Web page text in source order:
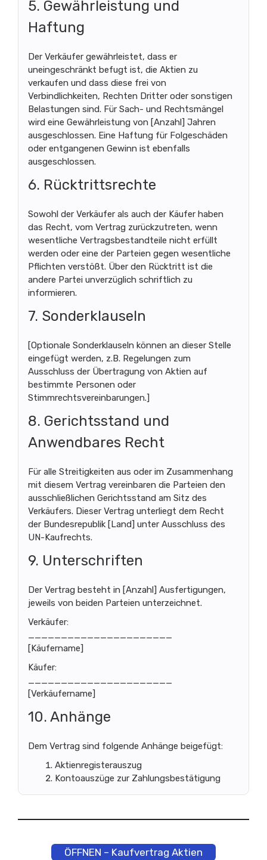
5. Gewährleistung und
Haftung
Der Verkäufer gewährleistet, dass er
uneingeschränkt befugt ist, die Aktien zu
verkaufen und dass diese frei von
Verbindlichkeiten, Rechten Dritter oder sonstigen
Belastungen sind. Für Sach- und Rechtsmängel
wird eine Gewährleistung von [Anzahl] Jahren
ausgeschlossen. Eine Haftung für Folgeschäden
oder entgangenen Gewinn ist ebenfalls
ausgeschlossen.
6. Rücktrittsrechte
Sowohl der Verkäufer als auch der Käufer haben
das Recht, vom Vertrag zurückzutreten, wenn
wesentliche Vertragsbestandteile nicht erfüllt
werden oder eine der Parteien gegen wesentliche
Pflichten verstößt. Über den Rücktritt ist die
andere Partei unverzüglich schriftlich zu
informieren.
7. Sonderklauseln
[Optionale Sonderklauseln können an dieser Stelle
eingefügt werden, z.B. Regelungen zum
Ausschluss der Übertragung von Aktien auf
bestimmte Personen oder
Stimmrechtsvereinbarungen.]
8. Gerichtsstand und
Anwendbares Recht
Für alle Streitigkeiten aus oder im Zusammenhang
mit diesem Vertrag vereinbaren die Parteien den
ausschließlichen Gerichtsstand am Sitz des
Verkäufers. Dieser Vertrag unterliegt dem Recht
der Bundesrepublik [Land] unter Ausschluss des
UN-Kaufrechts.
9. Unterschriften
Der Vertrag besteht in [Anzahl] Ausfertigungen,
jeweils von beiden Parteien unterzeichnet.
Verkäufer:
[Käufername]
Käufer:
[Verkäufername]
10. Anhänge
Dem Vertrag sind folgende Anhänge beigefügt:
Aktienregisterauszug
Kontoauszüge zur Zahlungsbestätigung
ÖFFNEN – Kaufvertrag Aktien